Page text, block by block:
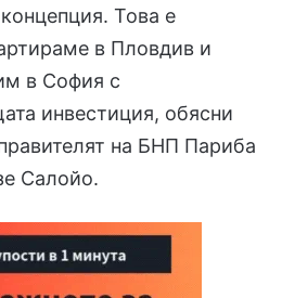
Това е
в Пловдив и
в София с
инвестиция, обясни
на БНП Париба
Салойо.